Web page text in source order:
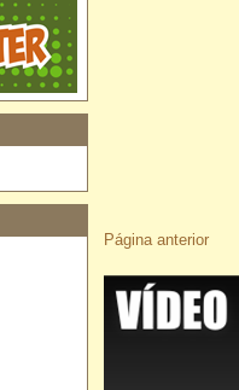
Página anterior